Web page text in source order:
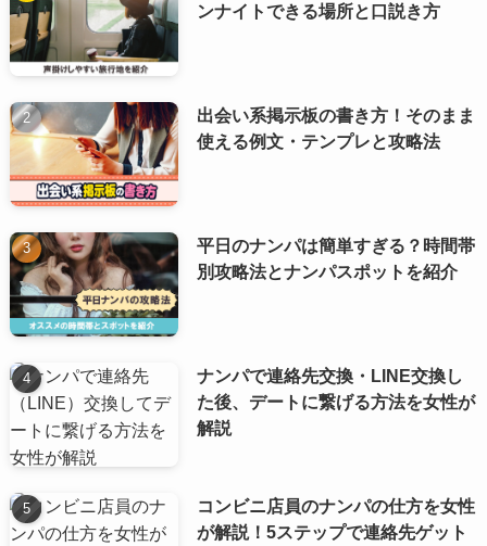
ンナイトできる場所と口説き方
出会い系掲示板の書き方！そのまま
使える例文・テンプレと攻略法
平日のナンパは簡単すぎる？時間帯
別攻略法とナンパスポットを紹介
ナンパで連絡先交換・LINE交換し
た後、デートに繋げる方法を女性が
解説
コンビニ店員のナンパの仕方を女性
が解説！5ステップで連絡先ゲット